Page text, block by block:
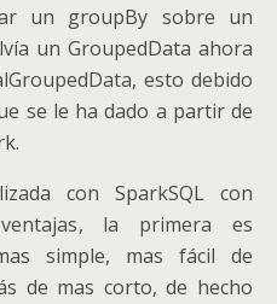
un groupBy sobre un
un GroupedData ahora
esto debido
se le ha dado a partir de
con SparkSQL con
la primera es
simple, mas fácil de
de mas corto, de hecho